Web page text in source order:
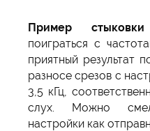
Пример
поиграться с
приятный результат
разносе срезов с
3,5 кГц,
слух. Можно
настройки как